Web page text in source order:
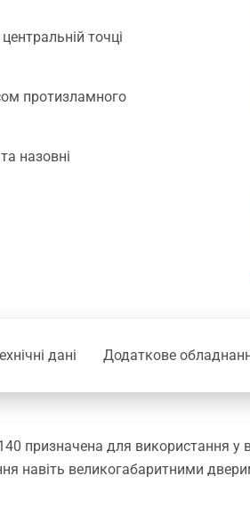
точці
протизламного
назовні
дані Додаткове
призначена для використання у
навіть великогабаритними